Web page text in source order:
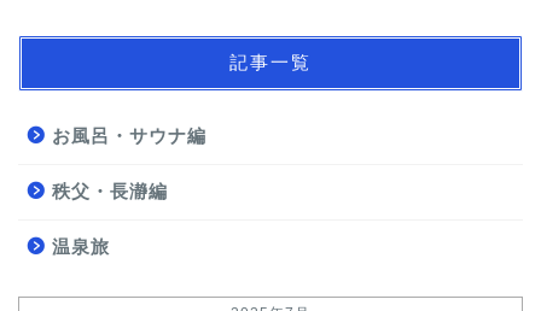
記事一覧
お風呂・サウナ編
秩父・長瀞編
温泉旅